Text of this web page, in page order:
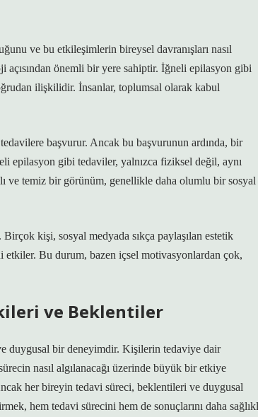
ve bu etkileşimlerin bireysel davranışları nasıl
önemli bir yere sahiptir. İğneli epilasyon gibi
ilişkilidir. İnsanlar, toplumsal olarak kabul
başvurur. Ancak bu başvurunun ardında, bir
epilasyon gibi tedaviler, yalnızca fiziksel değil, aynı
ve temiz bir görünüm, genellikle daha olumlu bir sosyal
kişi, sosyal medyada sıkça paylaşılan estetik
Bu durum, bazen içsel motivasyonlardan çok,
ve Beklentiler
duygusal bir deneyimdir. Kişilerin tedaviye dair
nasıl algılanacağı üzerinde büyük bir etkiye
her bireyin tedavi süreci, beklentileri ve duygusal
hem tedavi sürecini hem de sonuçlarını daha